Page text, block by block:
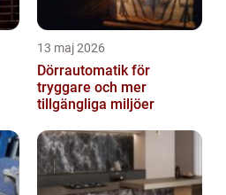
13 maj 2026
Dörrautomatik för
tryggare och mer
tillgängliga miljöer